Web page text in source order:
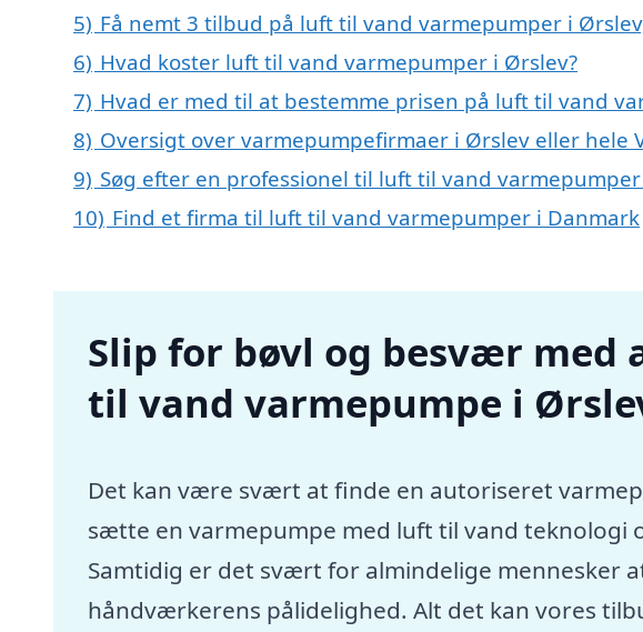
5) Få nemt 3 tilbud på luft til vand varmepumper i
6) Hvad koster luft til vand varmepumper i Ørslev?
7) Hvad er med til at bestemme prisen på luft til vand
8) Oversigt over varmepumpefirmaer i Ørslev eller hele
9) Søg efter en professionel til luft til vand
10) Find et firma til luft til vand varmepumper i Danmark
Slip for bøvl og besvær med
til vand varmepumpe i
Det kan være svært at finde en autoriseret
sætte en varmepumpe med luft til vand teknologi
Samtidig er det svært for almindelige mennesker
håndværkerens pålidelighed. Alt det kan vores